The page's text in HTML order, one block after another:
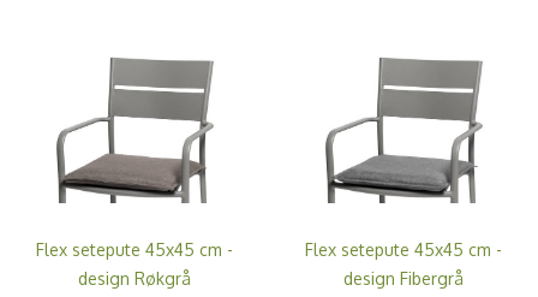
Flex setepute 45x45 cm -
design Røkgrå
Flex setepute 45x45 cm -
design Fibergrå